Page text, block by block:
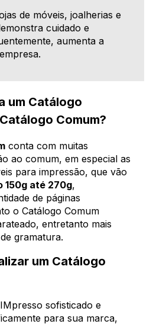
de móveis, joalherias e
cuidado e
aumenta a
um Catálogo
Comum?
conta com muitas
ao comum, em especial as
para impressão, que vão
150g até 270g,
de páginas
o Catálogo Comum
entretanto mais
gramatura.
um Catálogo
sofisticado e
para sua marca,